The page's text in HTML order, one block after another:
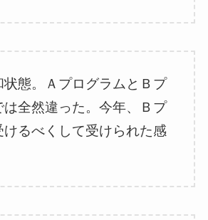
態。ＡプログラムとＢプ
は全然違った。今年、Ｂプ
けるべくして受けられた感